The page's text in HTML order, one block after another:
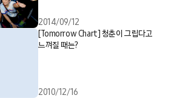
2014/09/12
[Tomorrow Chart] 청춘이 그립다고
느껴질 때는?
2010/12/16